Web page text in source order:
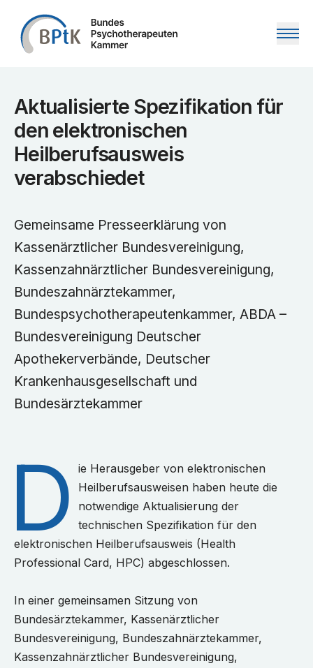
Zum Inhalt springen
Aktualisierte Spezifikation für
den elektronischen
Heilberufsausweis
verabschiedet
Gemeinsame Presseerklärung von
Kassenärztlicher Bundesvereinigung,
Kassenzahnärztlicher Bundesvereinigung,
Bundeszahnärztekammer,
Bundespsychotherapeutenkammer, ABDA –
Bundesvereinigung Deutscher
Apothekerverbände, Deutscher
Krankenhausgesellschaft und
Bundesärztekammer
D
ie Herausgeber von elektronischen
Heilberufsausweisen haben heute die
notwendige Aktualisierung der
technischen Spezifikation für den
elektronischen Heilberufsausweis (Health
Professional Card, HPC) abgeschlossen.
In einer gemeinsamen Sitzung von
Bundesärztekammer, Kassenärztlicher
Bundesvereinigung, Bundeszahnärztekammer,
Kassenzahnärztlicher Bundesvereinigung,